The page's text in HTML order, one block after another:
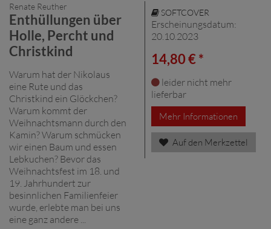
Renate Reuther
Enthüllungen über
Holle, Percht und
Christkind
Warum hat der Nikolaus
eine Rute und das
Christkind ein Glöckchen?
Warum kommt der
Weihnachtsmann durch den
Kamin? Warum schmücken
wir einen Baum und essen
Lebkuchen? Bevor das
Weihnachtsfest im 18. und
19. Jahrhundert zur
besinnlichen Familienfeier
wurde, erlebte man bei uns
eine ganz andere ...
SOFTCOVER
Erscheinungsdatum:
20.10.2023
14,80 € *
leider nicht mehr
lieferbar
Mehr Informationen
Auf den Merkzettel